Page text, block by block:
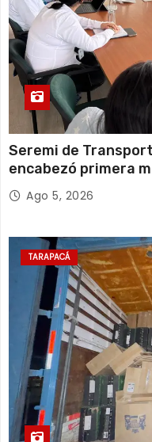
Seremi de
encabezó primera
retiro de cables en
Ago 5, 2026
TARAPACÁ